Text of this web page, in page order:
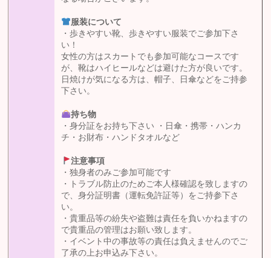
服装について
・歩きやすい靴、歩きやすい服装でご参加下さ
い！
女性の方はスカートでも参加可能なコースです
が、靴はハイヒールなどは避けた方が良いです。
日焼けが気になる方は、帽子、日傘などをご持参
下さい。
持ち物
・身分証をお持ち下さい ・日傘・携帯・ハンカ
チ・お財布・ハンドタオルなど
注意事項
・独身者のみご参加可能です
・トラブル防止のためご本人様確認を致しますの
で、身分証明書（運転免許証等）をご持参下さ
い。
・貴重品等の紛失や盗難は責任を負いかねますの
で貴重品の管理はお願い致します。
・イベント中の事故等の責任は負えませんのでご
了承の上お申込み下さい。